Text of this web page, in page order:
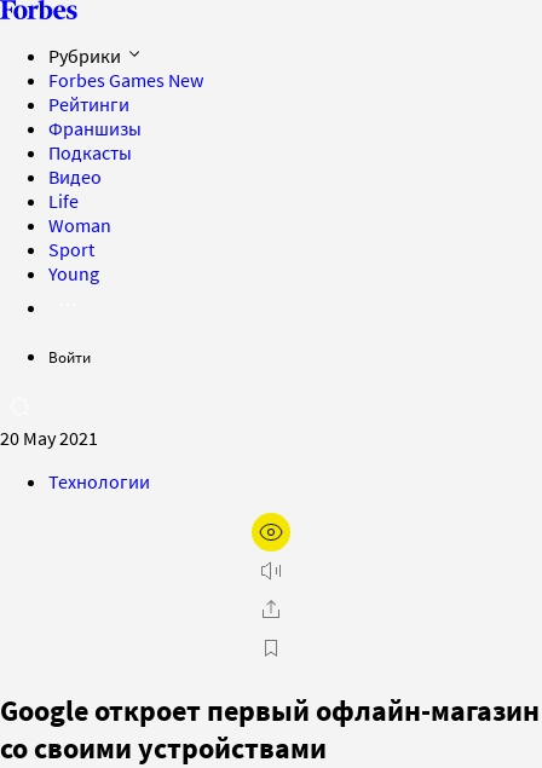
Рубрики
Forbes Games New
Рейтинги
Франшизы
Подкасты
Видео
Life
Woman
Sport
Young
Войти
20 May 2021
Технологии
Google откроет первый офлайн-магазин
со своими устройствами